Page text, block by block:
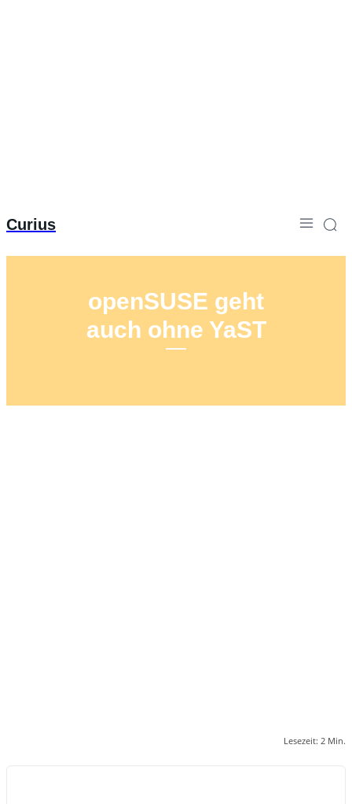
Curius
openSUSE geht
auch ohne YaST
Lesezeit: 2 Min.